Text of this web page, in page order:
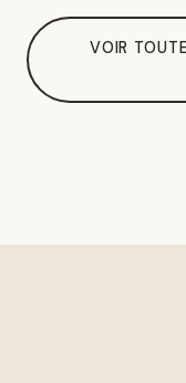
VOIR